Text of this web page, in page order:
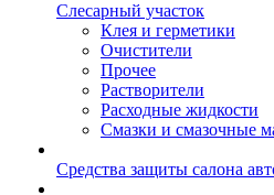
Слесарный участок
Клея и герметики
Очистители
Прочее
Растворители
Расходные жидкости
Смазки и смазочные
Средства защиты салона